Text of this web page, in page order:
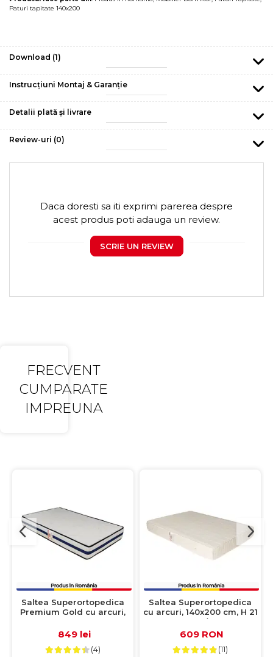
Paturi tapitate 140x200
Download (1)
Instrucțiuni Montaj & Garanție
Detalii plată și livrare
Review-uri (0)
Daca doresti sa iti exprimi parerea despre
acest produs poti adauga un review.
SCRIE UN REVIEW
FRECVENT
CUMPARATE
IMPREUNA
Saltea Superortopedica
Premium Gold cu arcuri,
vara/fata iarna
849 lei
(4)
Saltea Superortopedica
cu arcuri, 140x200 cm, H 21
cm, fata vara/fata iarna,
crem
609 RON
(11)